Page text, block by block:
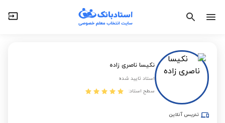
نکیسا ناصری زاده
استاد تایید شده
سطح استاد:
تدریس آنلاین